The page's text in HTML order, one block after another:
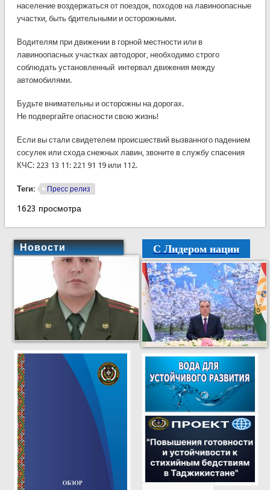
население воздержаться от поездок, походов на лавиноопасные
участки, быть бдительными и осторожными.
Водителям при движении в горной местности или в
лавиноопасных участках автодорог, необходимо строго
соблюдать установленный интервал движения между
автомобилями.
Будьте внимательны и осторожны на дорогах.
Не подвергайте опасности свою жизнь!
Если вы стали свидетелем происшествий вызванного падением
сосулек или схода снежных лавин, звоните в службу спасения
КЧС: 223 13 11: 221 91 19 или 112.
Теги: Пресс релиз
1623 просмотра
Новости С Лидером нации